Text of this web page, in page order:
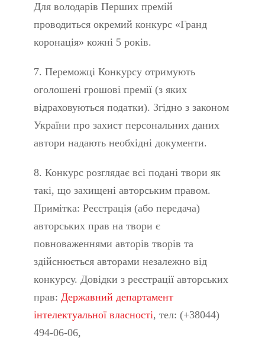
Для володарів Перших премій
проводиться окремий конкурс «Гранд
коронація» кожні 5 років.
7. Переможці Конкурсу отримують
оголошені грошові премії (з яких
відраховуються податки). Згідно з законом
України про захист персональних даних
автори надають необхідні документи.
8. Конкурс розглядає всі подані твори як
такі, що захищені авторським правом.
Примітка: Реєстрація (або передача)
авторських прав на твори є
повноваженнями авторів творів та
здійснюється авторами незалежно від
конкурсу. Довідки з реєстрації авторських
прав: Державний департамент
інтелектуальної власності, тел: (+38044)
494-06-06,